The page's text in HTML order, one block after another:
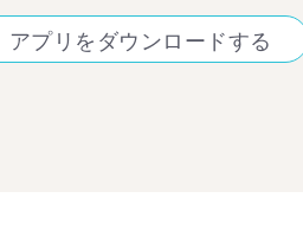
アプリをダウンロードする